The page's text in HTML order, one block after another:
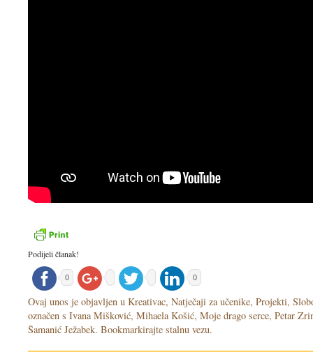
Podijeli članak!
0 0
Ovaj unos je objavljen u Kreativac, Natječaji za učenike, Projekti,
označen s Ivana Mišković, Mihaela Košić, Moje drago serce, Petar
Šamanić Ježabek. Bookmarkirajte stalnu vezu.